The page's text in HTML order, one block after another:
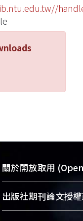
關於開放取用
開放取用是從使用
的社會運動，應用
出版社期刊論文授